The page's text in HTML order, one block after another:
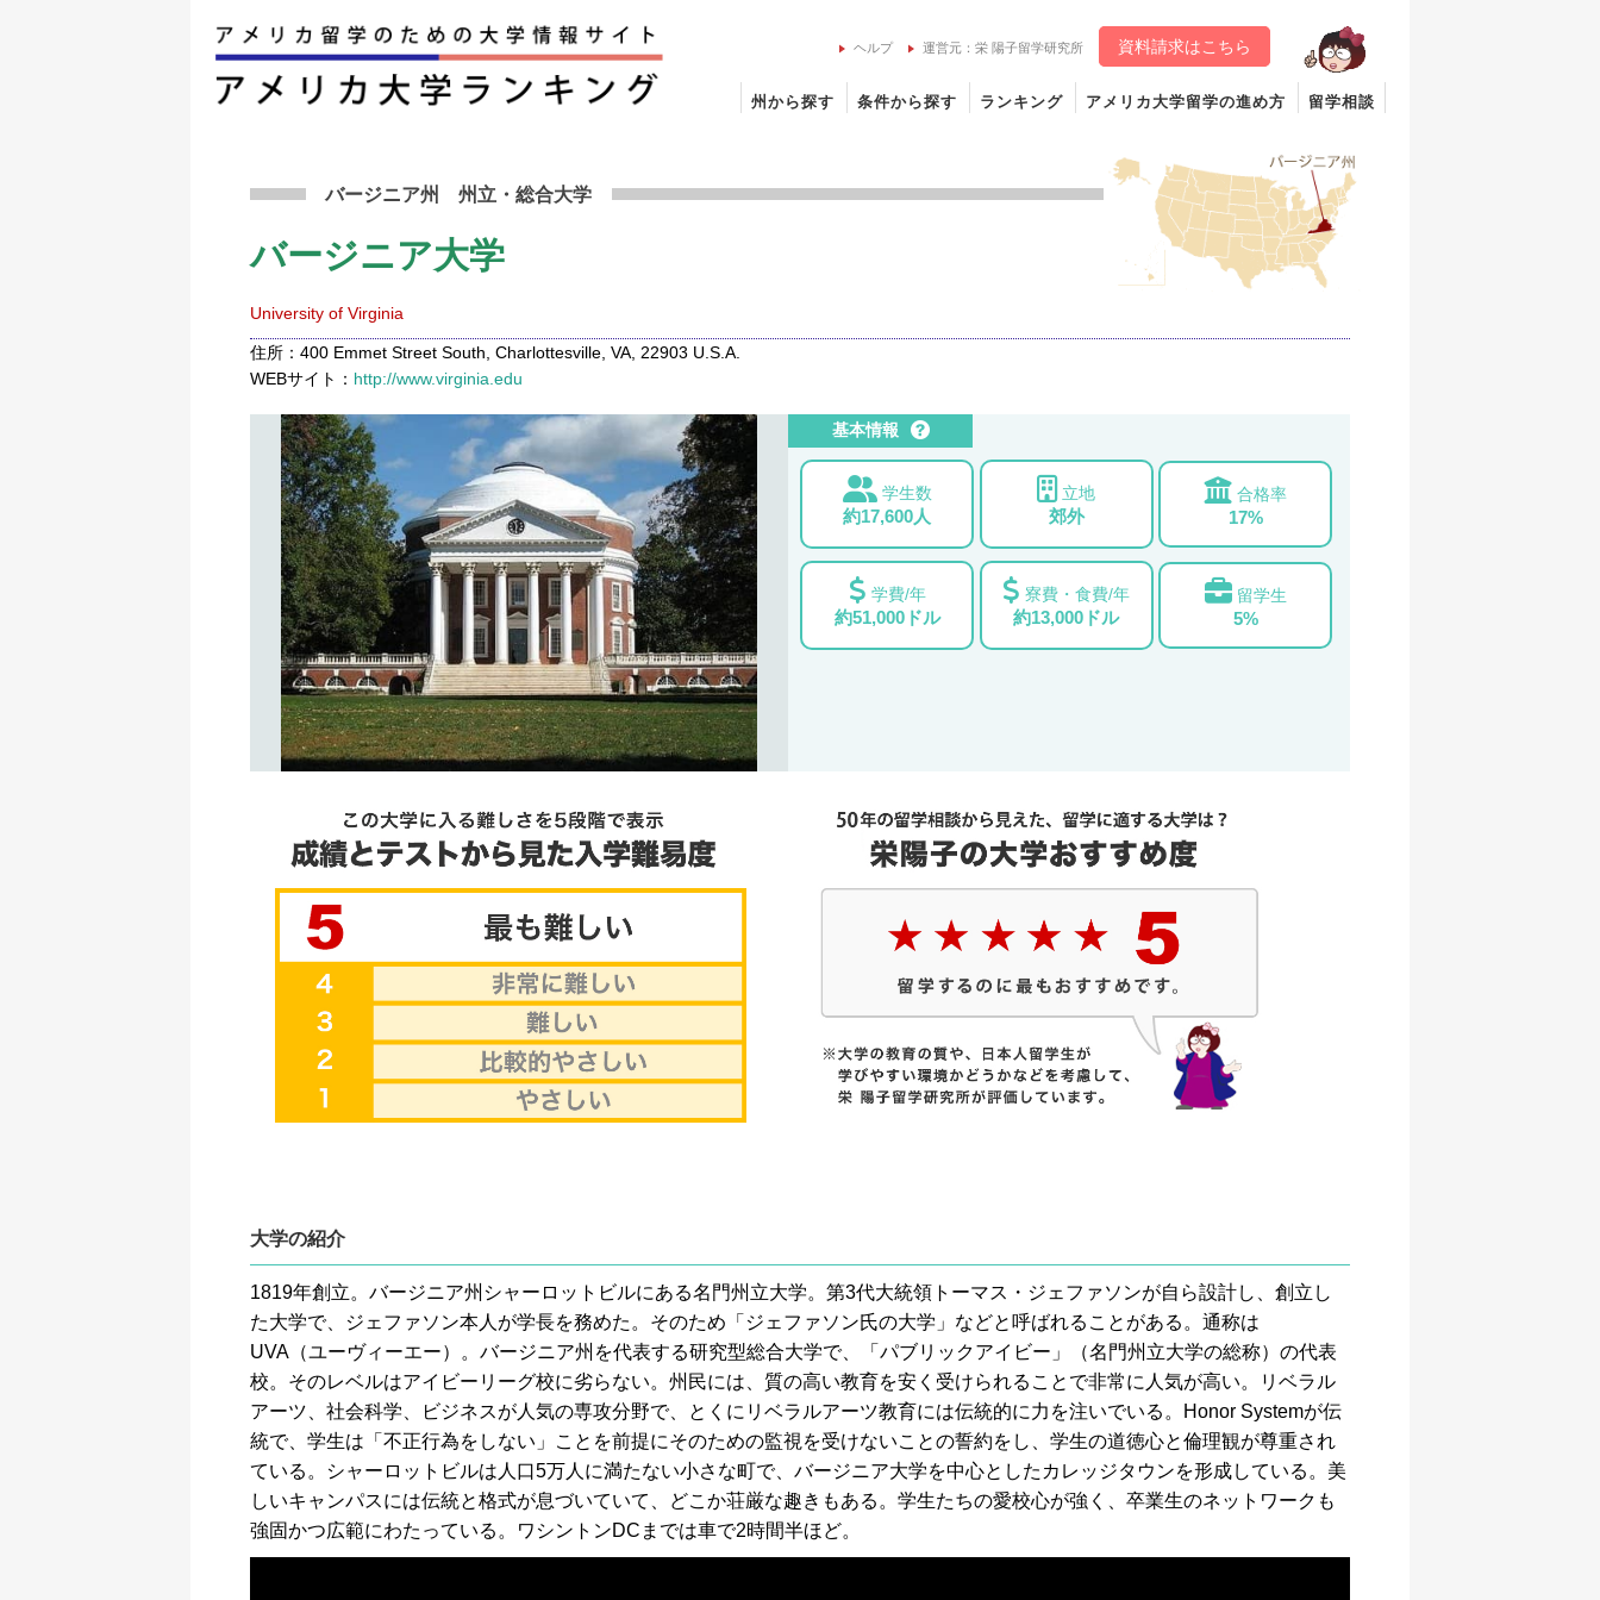
ヘルプ 運営元：栄 陽子留学研究所 資料請求はこちら
州から探す 条件から探す ランキング アメリカ大学留学の進め方 留学相談
バージニア州州立 ・総合大学
バージニア大学
University of Virginia
住所：400 Emmet Street South, Charlottesville, VA, 22903 U.S.A.
WEBサイト： http://www.virginia.edu
基本情報
学生数
約17,600人
立地
郊外
合格率
17%
学費/年
約51,000ドル
寮費・食費/年
約13,000ドル
留学生
5%
大学の紹介
1819年創立。バージニア州シャーロットビルにある名門州立大学。第3代大統領トーマス・ジェファソンが自ら設計し、創立し
た大学で、ジェファソン本人が学長を務めた。そのため「ジェファソン氏の大学」などと呼ばれることがある。通称は
UVA（ユーヴィーエー）。バージニア州を代表する研究型総合大学で、「パブリックアイビー」（名門州立大学の総称）の代表
校。そのレベルはアイビーリーグ校に劣らない。州民には、質の高い教育を安く受けられることで非常に人気が高い。リベラル
アーツ、社会科学、ビジネスが人気の専攻分野で、とくにリベラルアーツ教育には伝統的に力を注いでいる。Honor Systemが伝
統で、学生は「不正行為をしない」ことを前提にそのための監視を受けないことの誓約をし、学生の道徳心と倫理観が尊重され
ている。シャーロットビルは人口5万人に満たない小さな町で、バージニア大学を中心としたカレッジタウンを形成している。美
しいキャンパスには伝統と格式が息づいていて、どこか荘厳な趣きもある。学生たちの愛校心が強く、卒業生のネットワークも
強固かつ広範にわたっている。ワシントンDCまでは車で2時間半ほど。